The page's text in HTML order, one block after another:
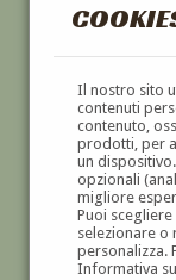
Il nostro sito
contenuti
contenuto,
prodotti, per
un
opzionali
migliore
Puoi
selezionare o
personalizza.
Informativa